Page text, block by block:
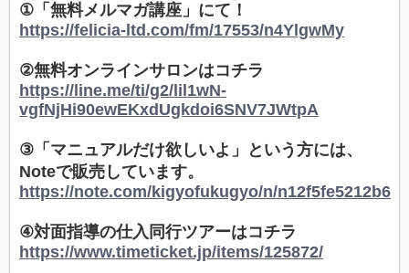
①「無料メルマガ講座」にて！
https://felicia-ltd.com/fm/17553/n4YlgwMy
②無料オンラインサロンはコチラ
https://line.me/ti/g2/lil1wN-
vgfNjHi90ewEKxdUgkdoi6SNV7JWtpA
③「マニュアルだけ欲しいよ」という方には、
Noteで販売しています。
https://note.com/kigyofukugyo/n/n12f5fe5212b6
④対面指導の仕入同行ツアーはコチラ
https://www.timeticket.jp/items/125872/